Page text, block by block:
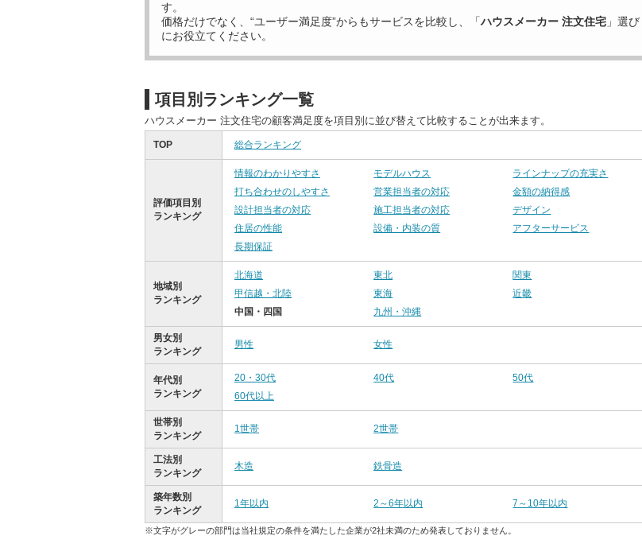
す。
価格だけでなく、“ユーザー満足度”からもサービスを比較し、「ハウスメーカー 注文住宅 」選び
にお役立てください。
項目別ランキング一覧
ハウスメーカー 注文住宅の顧客満足度を項目別に並び替えて比較することが出来ます。
TOP 総合ランキング
評価項目別
ランキング
情報のわかりやすさ モデルハウス
ラインナップの充実さ
打ち合わせのしやすさ
営業担当者の対応
金額の納得感
設計担当者の対応
施工担当者の対応
デザイン
住居の性能
設備・内装の質
アフターサービス
長期保証
地域別
ランキング
北海道 東北
関東
甲信越・北陸
東海
近畿
中国・四国
九州・沖縄
男女別
ランキング
男性 女性
年代別
ランキング
20・30代 40代
50代
60代以上
世帯別
ランキング
1世帯 2世帯
工法別
ランキング
木造 鉄骨造
築年数別
ランキング
1年以内 2～6年以内 7～10年以内
※文字がグレーの部門は当社規定の条件を満たした企業が2社未満のため発表しておりません。